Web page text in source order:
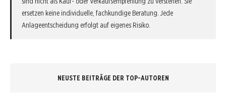
ersetzen keine individuelle, fachkundige Beratung. Jede
Anlageentscheidung erfolgt auf eigenes Risiko.
NEUSTE BEITRÄGE DER TOP-AUTOREN